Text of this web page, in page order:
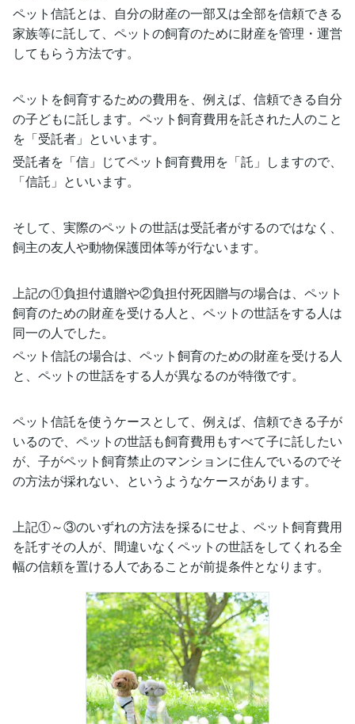
ペット信託とは、自分の財産の一部又は全部を信頼できる
家族等に託して、ペットの飼育のために財産を管理・運営
してもらう方法です。
ペットを飼育するための費用を、例えば、信頼できる自分
の子どもに託します。ペット飼育費用を託された人のこと
を「受託者」といいます。
受託者を「信」じてペット飼育費用を「託」しますので、
「信託」といいます。
そして、実際のペットの世話は受託者がするのではなく、
飼主の友人や動物保護団体等が行ないます。
上記の①負担付遺贈や②負担付死因贈与の場合は、ペット
飼育のための財産を受ける人と、ペットの世話をする人は
同一の人でした。
ペット信託の場合は、ペット飼育のための財産を受ける人
と、ペットの世話をする人が異なるのが特徴です。
ペット信託を使うケースとして、例えば、信頼できる子が
いるので、ペットの世話も飼育費用もすべて子に託したい
が、子がペット飼育禁止のマンションに住んでいるのでそ
の方法が採れない、というようなケースがあります。
上記①～③のいずれの方法を採るにせよ、ペット飼育費用
を託すその人が、間違いなくペットの世話をしてくれる全
幅の信頼を置ける人であることが前提条件となります。